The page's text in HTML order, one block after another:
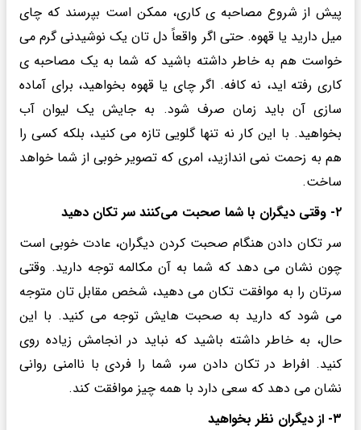
پیش از شروع مصاحبه ی کاری، ممکن است بپرسند که چای
میل دارید یا قهوه. حتی اگر واقعاً دل تان یک نوشیدنی گرم می
خواست هم به خاطر داشته باشید که شما به یک مصاحبه ی
کاری رفته اید، نه کافه. اگر چای یا قهوه بخواهید، برای آماده
سازی آن باید زمان صرف شود. به جایش یک لیوان آب
بخواهید. با این کار نه تنها گلویی تازه می کنید، بلکه کسی را
هم به زحمت نمی اندازید، امری که تصویر خوبی از شما خواهد
ساخت.
۲- وقتی دیگران با شما صحبت می‌کنند سر تکان دهید
سر تکان دادن هنگام صحبت کردن دیگران، عادت خوبی است
چون نشان می دهد که شما به آن مکالمه توجه دارید. وقتی
سرتان را به موافقت تکان می دهید، شخص مقابل تان متوجه
می شود که دارید به صحبت هایش توجه می کنید. با این
حال، به خاطر داشته باشید که نباید در انجامش زیاده روی
کنید. افراط در تکان دادن سر، شما را فردی با ناامنی روانی
نشان می دهد که سعی دارد با همه چیز موافقت کند.
۳- از دیگران نظر بخواهید